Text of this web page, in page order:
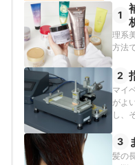
1
理系
方法
2
マイ
がよ
し、
3
髪の